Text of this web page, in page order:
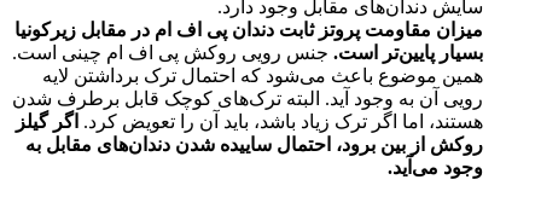
سایش دندان‌های مقابل وجود دارد.
میزان مقاومت پروتز ثابت دندان پی اف ام در مقابل زیرکونیا
بسیار پایین‌تر
است. جنس رویی روکش پی اف ام چینی است.
همین موضوع باعث می‌شود که احتمال ترک برداشتن لایه
رویی آن به وجود آید. البته ترک‌های کوچک قابل برطرف شدن
هستند، اما اگر ترک زیاد باشد، باید آن را تعویض کرد. اگر گیلز
روکش از بین برود، احتمال ساییده شدن دندان‌های مقابل به
وجود می‌آید.